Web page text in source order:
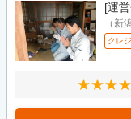
[運
（新
クレ